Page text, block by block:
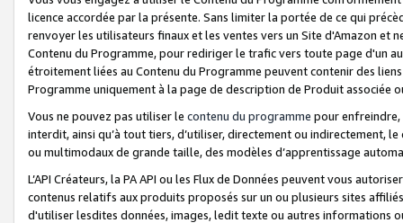
licence accordée par la présente. Sans limiter la portée de ce qui
renvoyer les utilisateurs finaux et les ventes vers un Site d'Amazon et
Contenu du Programme, pour rediriger le trafic vers toute page d'un
étroitement liées au Contenu du Programme peuvent contenir des
Programme uniquement à la page de description de Produit associée
Vous ne pouvez pas utiliser le contenu du programme pour
interdit, ainsi qu’à tout tiers, d’utiliser, directement ou indirectement,
ou multimodaux de grande taille, des modèles d’apprentissage
L’API Créateurs, la PA API ou les Flux de Données peuvent vous
contenus relatifs aux produits proposés sur un ou plusieurs sites
d'utiliser lesdites données, images, ledit texte ou autres informations